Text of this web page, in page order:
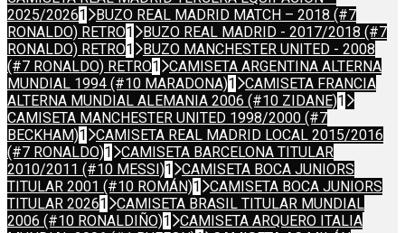
2025/20261
BUZO REAL MADRID MATCH – 2018 (#7
RONALDO) RETRO1
BUZO REAL MADRID - 2017/2018 (#7
RONALDO) RETRO1
BUZO MANCHESTER UNITED - 2008
(#7 RONALDO) RETRO1
CAMISETA ARGENTINA ALTERNA
MUNDIAL 1994 (#10 MARADONA)1
CAMISETA FRANCIA
ALTERNA MUNDIAL ALEMANIA 2006 (#10 ZIDANE)1
CAMISETA MANCHESTER UNITED 1998/2000 (#7
BECKHAM)1
CAMISETA REAL MADRID LOCAL 2015/2016
(#7 RONALDO)1
CAMISETA BARCELONA TITULAR
2010/2011 (#10 MESSI)1
CAMISETA BOCA JUNIORS
TITULAR 2001 (#10 ROMÁN)1
CAMISETA BOCA JUNIORS
TITULAR 20261
CAMISETA BRASIL TITULAR MUNDIAL
2006 (#10 RONALDIÑO)1
CAMISETA ARQUERO ITALIA